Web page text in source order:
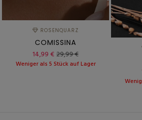
ROSENQUARZ
COMISSINA
14,99 € 29,99 €
Weniger als 5 Stück auf Lager